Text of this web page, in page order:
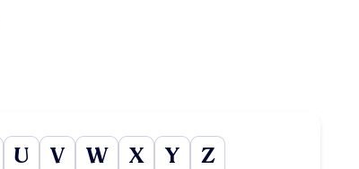
U V W X Y Z